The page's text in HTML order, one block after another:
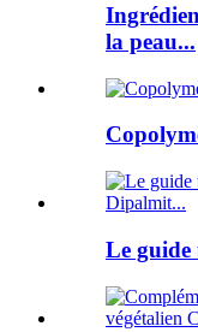
la peau...
Le